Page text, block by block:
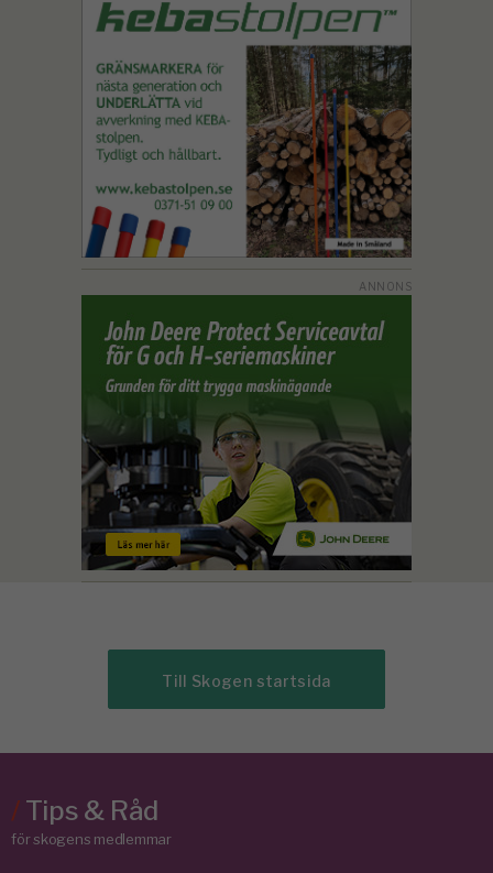
Till Skogen startsida
/Tips & Råd
för skogens medlemmar